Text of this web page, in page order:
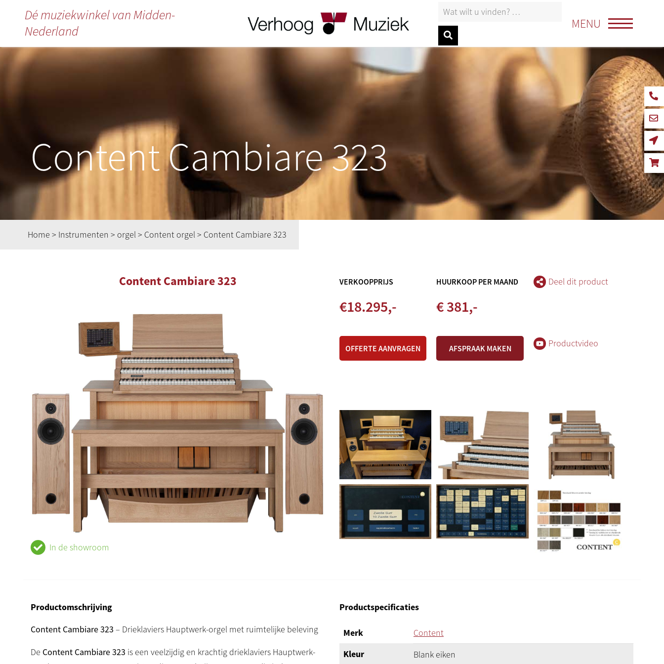
Dé muziekwinkel van Midden-
Nederland
Zoeken naar:
MENU
Content Cambiare 323
Home > Instrumenten > orgel> Content orgel> Content Cambiare 323
Content Cambiare 323
In de showroom
VERKOOPPRIJS
€18.295,-
HUURKOOP PER MAAND
€ 381,-
Deel dit product
OFFERTE AANVRAGEN AFSPRAAK MAKEN Productvideo
Productomschrijving
Content Cambiare 323 – Drieklaviers Hauptwerk-orgel met ruimtelijke beleving
De Content Cambiare 323 is een veelzijdig en krachtig drieklaviers Hauptwerk-
Productspecificaties
Merk
Content
Kleur
Blank eiken